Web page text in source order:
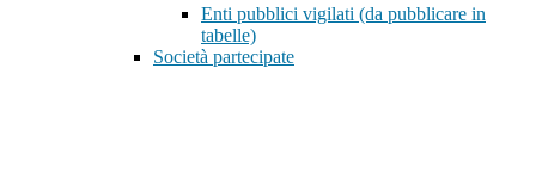
Enti pubblici vigilati (da pubblicare in
tabelle)
Società partecipate